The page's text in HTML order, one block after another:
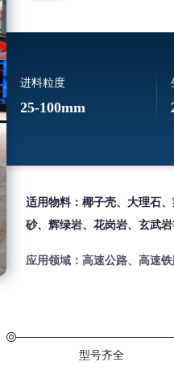
进料粒度
25-100mm
适用物料：椰子壳、大理石
砂、辉绿岩、花岗岩、玄武
应用领域：高速公路、高速
型号齐全